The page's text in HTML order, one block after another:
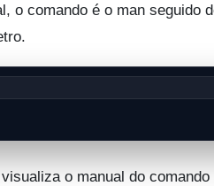
o comando é o man seguido
o manual do comando